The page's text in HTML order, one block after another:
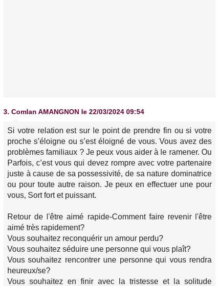
3. Comlan AMANGNON le 22/03/2024 09:54
Si votre relation est sur le point de prendre fin ou si votre
proche s’éloigne ou s’est éloigné de vous. Vous avez des
problèmes familiaux ? Je peux vous aider à le ramener. Ou
Parfois, c’est vous qui devez rompre avec votre partenaire
juste à cause de sa possessivité, de sa nature dominatrice
ou pour toute autre raison. Je peux en effectuer une pour
vous, Sort fort et puissant.
Retour de l'être aimé rapide-Comment faire revenir l'être
aimé très rapidement?
Vous souhaitez reconquérir un amour perdu?
Vous souhaitez séduire une personne qui vous plaît?
Vous souhaitez rencontrer une personne qui vous rendra
heureux/se?
Vous souhaitez en finir avec la tristesse et la solitude